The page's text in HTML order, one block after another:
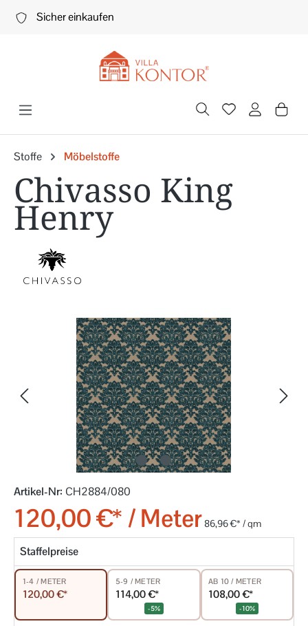
Zum Hauptinhalt springen
Sicher einkaufen
Stoffe Möbelstoffe
Chivasso King
Henry
Bildergalerie überspringen
Artikel-Nr: CH2884/080
120,00 €* / Meter86,96 €* / qm
Staffelpreise
1-4 / METER
120,00 €*
5-9 / METER
114,00 €*
-5%
AB 10 / METER
108,00 €*
-10%